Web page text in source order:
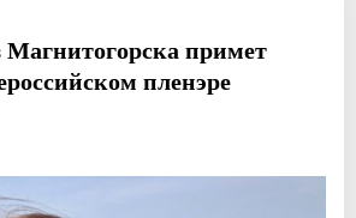
примет
пленэре